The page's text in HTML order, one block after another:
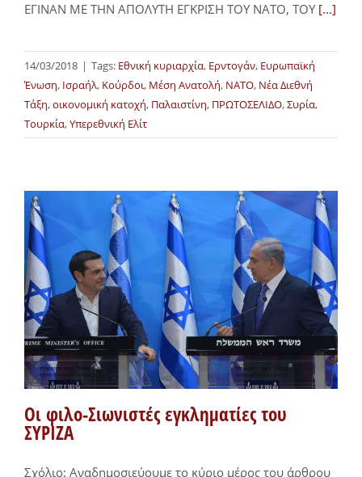
ΕΓΙΝΑΝ ΜΕ ΤΗΝ ΑΠΟΛΥΤΗ ΕΓΚΡΙΣΗ ΤΟΥ ΝΑΤΟ, ΤΟΥ [...]
14/03/2018 | Tags: Εθνική κυριαρχία, Ερντογάν, Ευρωπαϊκή
Ένωση, Ισραήλ, Κούρδοι, Μέση Ανατολή, ΝΑΤΟ, Νέα Διεθνή
Τάξη,οικονομική κατοχή, Παλαιστίνη, ΠΡΩΤΟΣΕΛΙΔΟ,Συρία,
Τουρκία,Υπερεθνική Ελίτ
Οι φιλο-Σιωνιστές εγκληματίες του
ΣΥΡΙΖΑ
Σχόλιο: Αναδημοσιεύουμε το κύριο μέρος του άρθρου